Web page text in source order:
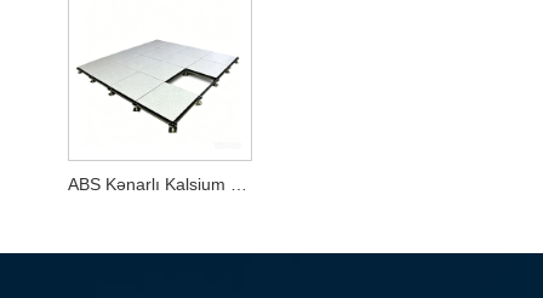
ABS Kənarlı Kalsium Sülfatlı Döşəmə